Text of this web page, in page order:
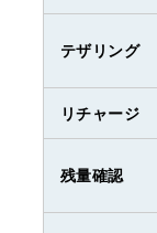
テザリング
リチャージ
残量確認